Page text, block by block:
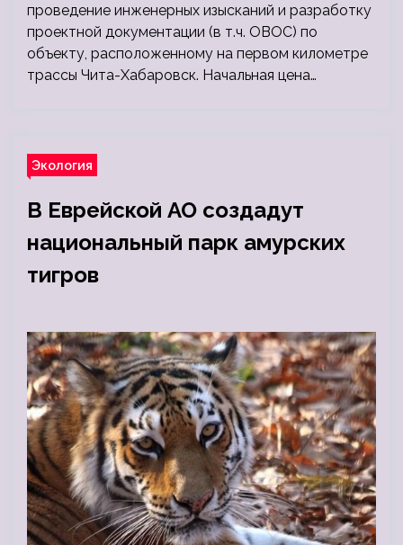
проведение инженерных изысканий и разработку
проектной документации (в т.ч. ОВОС) по
объекту, расположенному на первом километре
трассы Чита-Хабаровск. Начальная цена…
Экология
В Еврейской АО создадут
национальный парк амурских
тигров